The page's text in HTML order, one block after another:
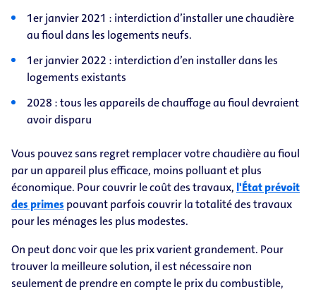
1er janvier 2021 : interdiction d’installer une chaudière
au fioul dans les logements neufs.
1er janvier 2022 : interdiction d’en installer dans les
logements existants
2028 : tous les appareils de chauffage au fioul devraient
avoir disparu
Vous pouvez sans regret remplacer votre chaudière au fioul
par un appareil plus efficace, moins polluant et plus
économique. Pour couvrir le coût des travaux, l'État prévoit
des primes pouvant parfois couvrir la totalité des travaux
pour les ménages les plus modestes.
On peut donc voir que les prix varient grandement. Pour
trouver la meilleure solution, il est nécessaire non
seulement de prendre en compte le prix du combustible,